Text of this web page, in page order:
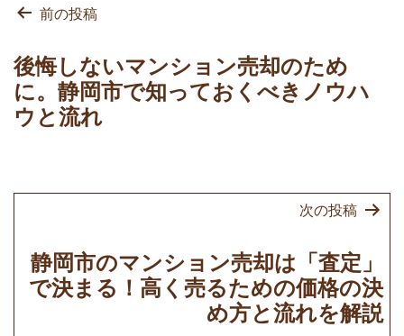
投
ナ
ビ
ゲ
ョ
前の投稿
後悔しないマンション売却のため
に。静岡市で知っておくべきノウハ
ウと流れ
次の投稿
静岡市のマンション売却は「査定」
で決まる！高く売るための価格の決
め方と流れを解説